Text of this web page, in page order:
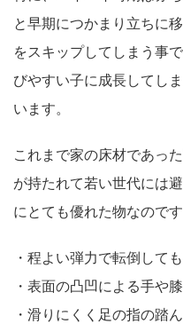
と早期につかまり立ちに
をスキップしてしまう事
びやすい子に成長してし
います。
これまで家の床材であっ
が持たれて若い世代には
にとても優れた物なのです
・程よい弾力で転倒して
・表面の凸凹による手や
・滑りにくく足の指の踏